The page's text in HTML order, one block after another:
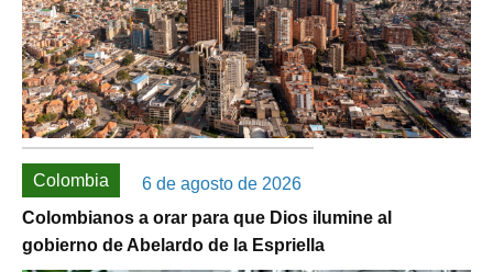
Colombia
6 de agosto de 2026
Colombianos a orar para que Dios ilumine al
gobierno de Abelardo de la Espriella